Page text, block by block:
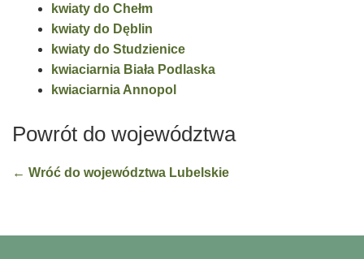
kwiaty do Chełm
kwiaty do Dęblin
kwiaty do Studzienice
kwiaciarnia Biała Podlaska
kwiaciarnia Annopol
Powrót do województwa
← Wróć do województwa Lubelskie